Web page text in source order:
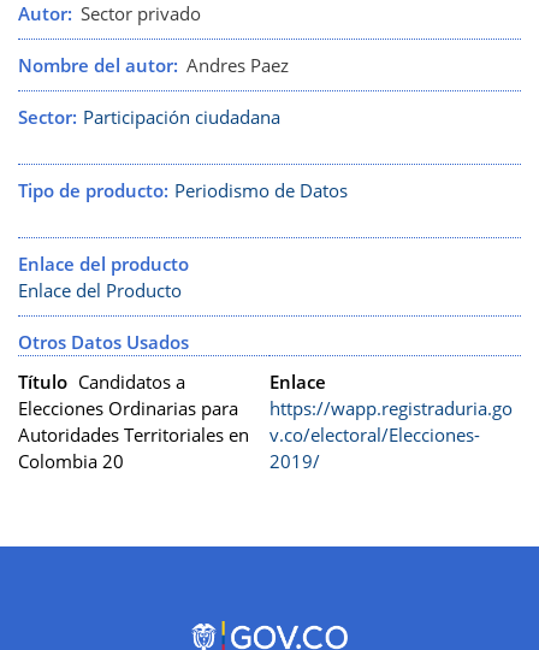
Autor Sector privado
Nombre del autor Andres Paez
Sector Participación ciudadana
Tipo de producto Periodismo de Datos
Enlace del producto
Enlace del Producto
Otros Datos Usados
Título Candidatos a
Elecciones Ordinarias para
Autoridades Territoriales en
Colombia 20
Enlace
https://wapp.registraduria.go
v.co/electoral/Elecciones-
2019/